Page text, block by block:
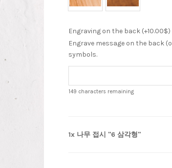
Engraving on the back (+10.00$)
Engrave message on the back
symbols.
149 characters remaining
1x 나무 접시 "6 삼각형"